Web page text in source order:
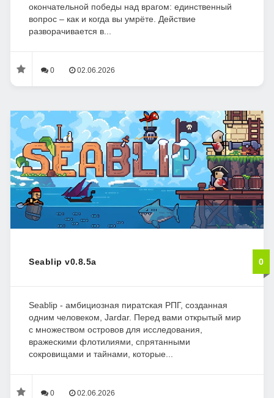
окончательной победы над врагом: единственный
вопрос – как и когда вы умрёте. Действие
разворачивается в...
0 02.06.2026
Seablip v0.8.5a 0
Seablip - амбициозная пиратская РПГ, созданная
одним человеком, Jardar. Перед вами открытый мир
с множеством островов для исследования,
вражескими флотилиями, спрятанными
сокровищами и тайнами, которые...
0 02.06.2026